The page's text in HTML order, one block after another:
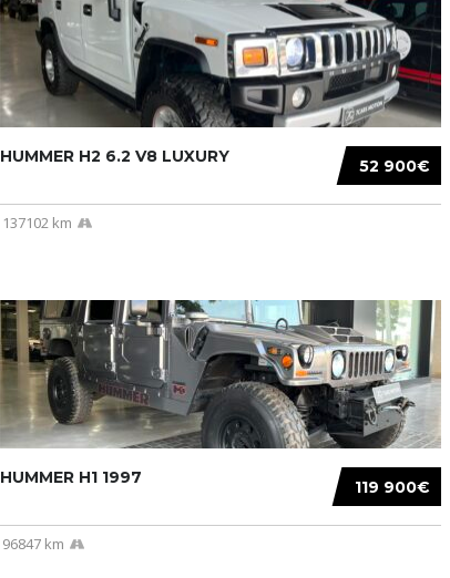
52 900€
HUMMER H2 6.2 V8 LUXURY
137102 km
119 900€
HUMMER H1 1997
96847 km